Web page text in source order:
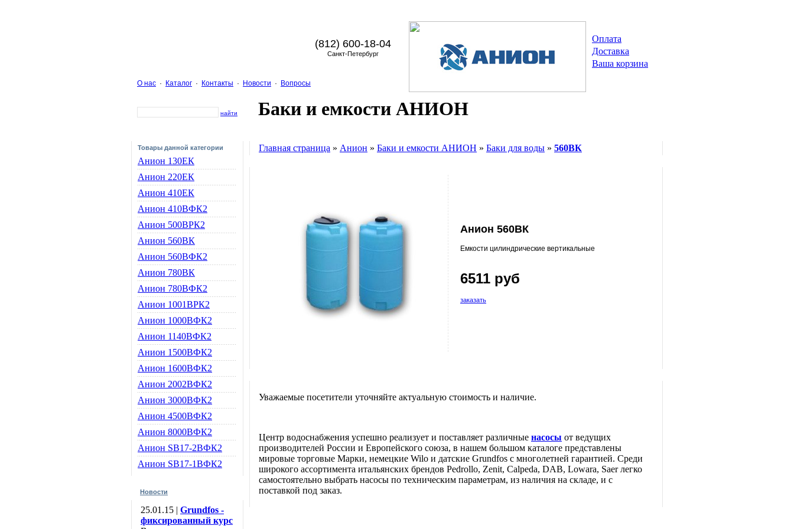
(812) 600-18-04
Санкт-Петербург
О нас · Каталог · Контакты · Новости · Вопросы
Оплата
Доставка
Ваша корзина
найти Баки и емкости АНИОН
Товары данной категории
Анион 130ЕК
Анион 220ЕК
Анион 410ЕК
Анион 410ВФК2
Анион 500ВРК2
Анион 560ВК
Анион 560ВФК2
Анион 780ВК
Анион 780ВФК2
Анион 1001ВРК2
Анион 1000ВФК2
Анион 1140ВФК2
Анион 1500ВФК2
Анион 1600ВФК2
Анион 2002ВФК2
Анион 3000ВФК2
Анион 4500ВФК2
Анион 8000ВФК2
Анион SB17-2ВФК2
Анион SB17-1ВФК2
Новости
25.01.15 | Grundfos -
фиксированный курс
Главная страница » Анион » Баки и емкости АНИОН » Баки для воды » 560ВК
Анион 560ВК
Емкости цилиндрические вертикальные
6511 руб
заказать
Уважаемые посетители уточняйте актуальную стоимость и наличие.
Центр водоснабжения успешно реализует и поставляет различные насосы от ведущих
производителей России и Европейского союза, в нашем большом каталоге представлены
мировые торговые Марки, немецкие Wilo и датские Grundfos с многолетней гарантией. Среди
широкого ассортимента итальянских брендов Pedrollo, Zenit, Calpeda, DAB, Lowara, Saer легко
самостоятельно выбрать насосы по техническим параметрам, из наличия на складе, и с
поставкой под заказ.